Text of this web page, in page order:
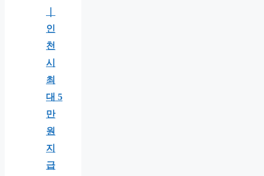
인
천
시
최
대 5
만
원
지
급